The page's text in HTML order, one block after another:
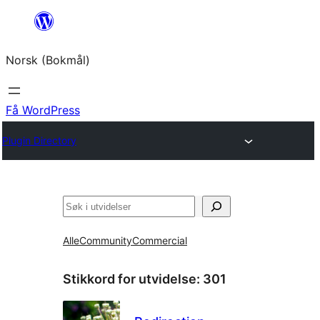
Hopp
innhold
Norsk (Bokmål)
Få WordPress
Plugin Directory
Søk
AlleCommunityCommercial
Stikkord for utvidelse: 301